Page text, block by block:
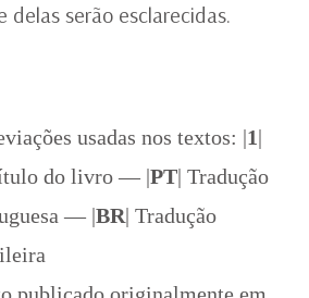
delas serão esclarecidas.
usadas nos textos: |1|
do livro — |PT| Tradução
— |BR| Tradução